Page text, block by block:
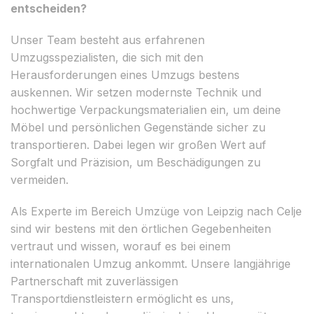
entscheiden?
Unser Team besteht aus erfahrenen
Umzugsspezialisten, die sich mit den
Herausforderungen eines Umzugs bestens
auskennen. Wir setzen modernste Technik und
hochwertige Verpackungsmaterialien ein, um deine
Möbel und persönlichen Gegenstände sicher zu
transportieren. Dabei legen wir großen Wert auf
Sorgfalt und Präzision, um Beschädigungen zu
vermeiden.
Als Experte im Bereich Umzüge von Leipzig nach Celje
sind wir bestens mit den örtlichen Gegebenheiten
vertraut und wissen, worauf es bei einem
internationalen Umzug ankommt. Unsere langjährige
Partnerschaft mit zuverlässigen
Transportdienstleistern ermöglicht es uns,